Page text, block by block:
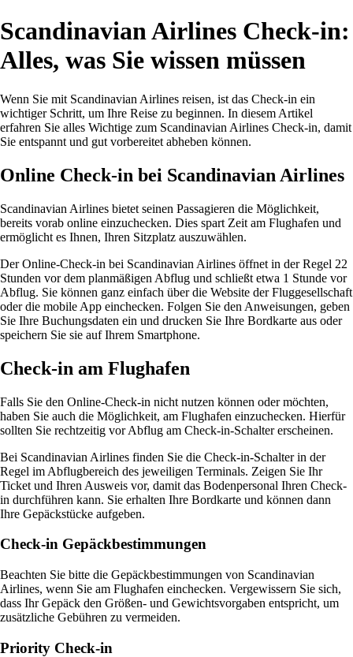
Scandinavian Airlines Check-in:
Alles, was Sie wissen müssen
Wenn Sie mit Scandinavian Airlines reisen, ist das Check-in ein
wichtiger Schritt, um Ihre Reise zu beginnen. In diesem Artikel
erfahren Sie alles Wichtige zum Scandinavian Airlines Check-in, damit
Sie entspannt und gut vorbereitet abheben können.
Online Check-in bei Scandinavian Airlines
Scandinavian Airlines bietet seinen Passagieren die Möglichkeit,
bereits vorab online einzuchecken. Dies spart Zeit am Flughafen und
ermöglicht es Ihnen, Ihren Sitzplatz auszuwählen.
Der Online-Check-in bei Scandinavian Airlines öffnet in der Regel 22
Stunden vor dem planmäßigen Abflug und schließt etwa 1 Stunde vor
Abflug. Sie können ganz einfach über die Website der Fluggesellschaft
oder die mobile App einchecken. Folgen Sie den Anweisungen, geben
Sie Ihre Buchungsdaten ein und drucken Sie Ihre Bordkarte aus oder
speichern Sie sie auf Ihrem Smartphone.
Check-in am Flughafen
Falls Sie den Online-Check-in nicht nutzen können oder möchten,
haben Sie auch die Möglichkeit, am Flughafen einzuchecken. Hierfür
sollten Sie rechtzeitig vor Abflug am Check-in-Schalter erscheinen.
Bei Scandinavian Airlines finden Sie die Check-in-Schalter in der
Regel im Abflugbereich des jeweiligen Terminals. Zeigen Sie Ihr
Ticket und Ihren Ausweis vor, damit das Bodenpersonal Ihren Check-
in durchführen kann. Sie erhalten Ihre Bordkarte und können dann
Ihre Gepäckstücke aufgeben.
Check-in Gepäckbestimmungen
Beachten Sie bitte die Gepäckbestimmungen von Scandinavian
Airlines, wenn Sie am Flughafen einchecken. Vergewissern Sie sich,
dass Ihr Gepäck den Größen- und Gewichtsvorgaben entspricht, um
zusätzliche Gebühren zu vermeiden.
Priority Check-in